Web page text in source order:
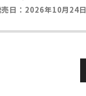
売日：2026年10月24日